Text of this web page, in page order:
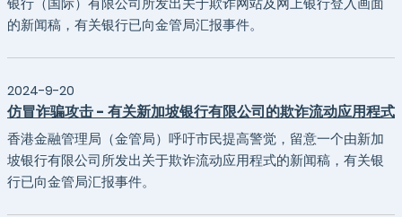
的新闻稿，有关银行已向金管局汇报事件。
2024-9-20
仿冒诈骗攻击 - 有关新加坡银行有限公司的欺诈流动应用程式
香港金融管理局（金管局）呼吁市民提高警觉，留意一个由新加
坡银行有限公司所发出关于欺诈流动应用程式的新闻稿，有关银
行已向金管局汇报事件。